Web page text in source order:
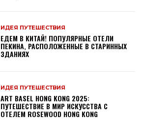
ИДЕЯ ПУТЕШЕСТВИЯ
ЕДЕМ В КИТАЙ! ПОПУЛЯРНЫЕ ОТЕЛИ
ПЕКИНА, РАСПОЛОЖЕННЫЕ В СТАРИННЫХ
ЗДАНИЯХ
ИДЕЯ ПУТЕШЕСТВИЯ
ART BASEL HONG KONG 2025:
ПУТЕШЕСТВИЕ В МИР ИСКУССТВА С
ОТЕЛЕМ ROSEWOOD HONG KONG